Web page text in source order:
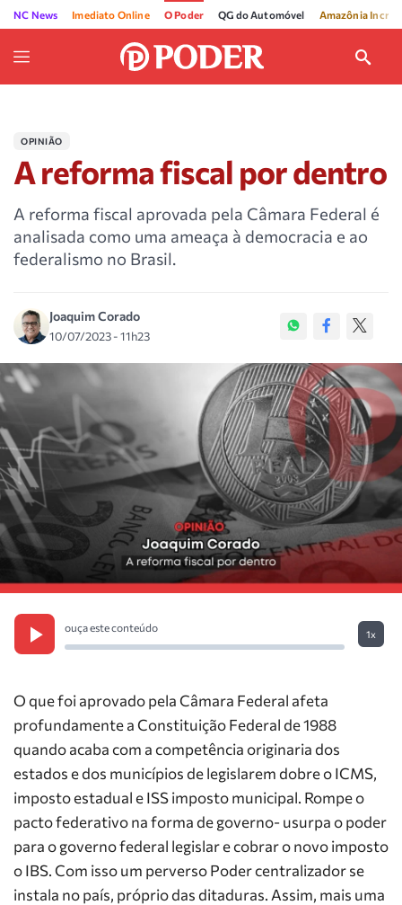
NC News Imediato Online O Poder QG do Automóvel Amazônia
OPINIÃO
A reforma fiscal por dentro
A reforma fiscal aprovada pela Câmara Federal é
analisada como uma ameaça à democracia e ao
federalismo no Brasil.
Joaquim Corado
10/07/2023 - 11h23
ouça este conteúdo
1x
O que foi aprovado pela Câmara Federal afeta
profundamente a Constituição Federal de 1988
quando acaba com a competência originaria dos
estados e dos municípios de legislarem dobre o ICMS,
imposto estadual e ISS imposto municipal. Rompe o
pacto federativo na forma de governo- usurpa o poder
para o governo federal legislar e cobrar o novo imposto
o IBS. Com isso um perverso Poder centralizador se
instala no país, próprio das ditaduras. Assim, mais uma